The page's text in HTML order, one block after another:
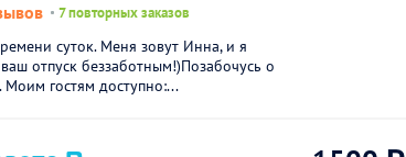
7 повторных заказов
суток. Меня зовут Инна, и я
отпуск беззаботным!)Позабочусь о
гостям доступно:...